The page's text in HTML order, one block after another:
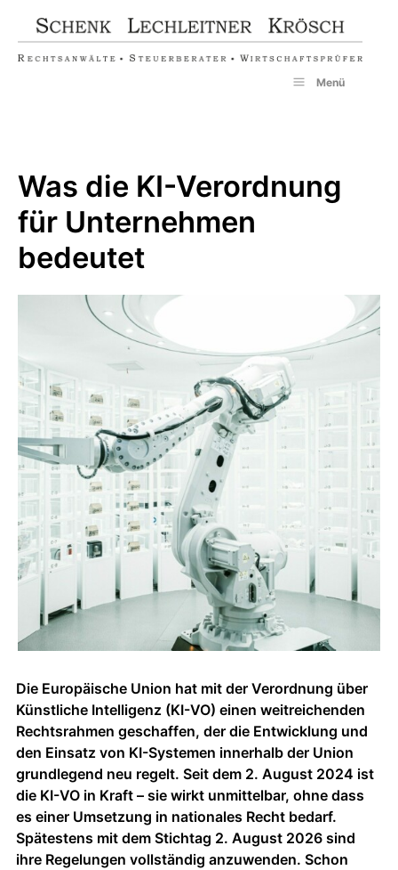
springen
Menü
Was die KI-Verordnung
für Unternehmen
bedeutet
Die Europäische Union hat mit der Verordnung über
Künstliche Intelligenz (KI-VO) einen weitreichenden
Rechtsrahmen geschaffen, der die Entwicklung und
den Einsatz von KI-Systemen innerhalb der Union
grundlegend neu regelt. Seit dem 2. August 2024 ist
die KI-VO in Kraft – sie wirkt unmittelbar, ohne dass
es einer Umsetzung in nationales Recht bedarf.
Spätestens mit dem Stichtag 2. August 2026 sind
ihre Regelungen vollständig anzuwenden. Schon